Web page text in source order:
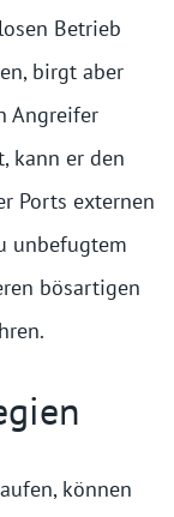
Betrieb
birgt aber
Angreifer
kann er den
Ports externen
unbefugtem
bösartigen
können